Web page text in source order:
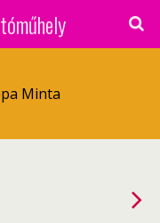
Minta